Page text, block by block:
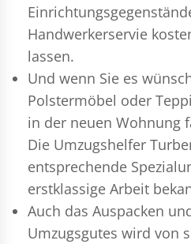
Handwerkerservie
lassen.
Und wenn Sie es
Polstermöbel oder
in der neuen Wohnung
Die Umzugshelfer
entsprechende
erstklassige Arbeit
Auch das Auspacken
Umzugsgutes wird von